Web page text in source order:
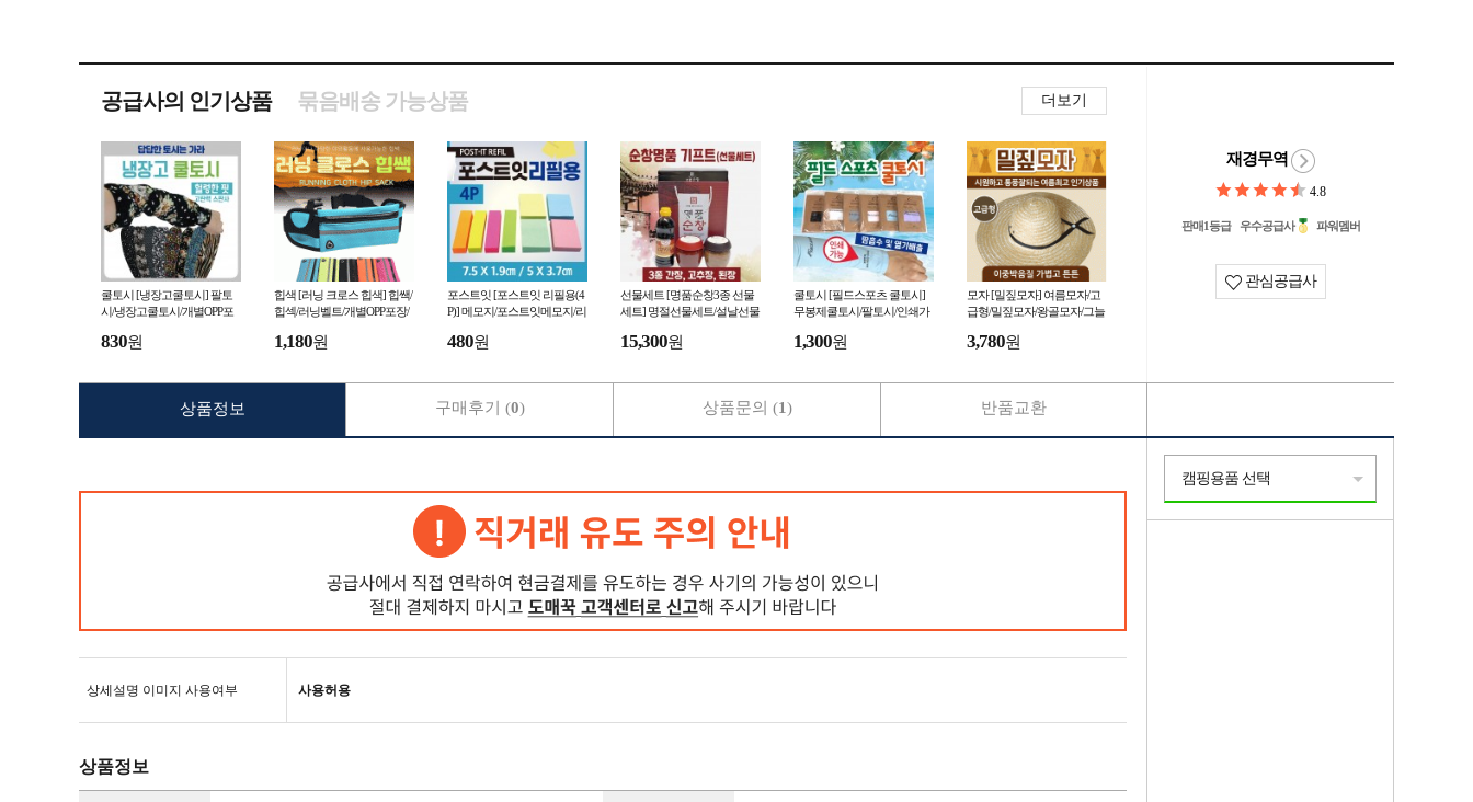
공급사의 인기상품 더보기
묶음배송 가능상품
쿨토시 [냉장고쿨토시] 팔토
시/냉장고쿨토시/개별OPP포
동토시/냉장고토시
830원
힙색 [러닝 크로스 힙색] 힙쌕/
힙섹/러닝벨트/개별OPP포장/
백/가방/운동용품
1,180원
포스트잇 [포스트잇 리필용(4
P)] 메모지/포스트잇메모지/리
접착식메모지
480원
선물세트 [명품순창3종 선물
세트] 명절선물세트/설날선물
물세트/양념장
15,300원
쿨토시 [필드스포츠 쿨토시]
무봉제쿨토시/팔토시/인쇄가
토시/아이스토시/토시
1,300원
모자 [밀짚모자] 여름모자/고
급형/밀짚모자/왕골모자/그늘
모자/햇빛가리개모자
3,780원
재경무역
4.8
판매1등급 우수공급사 파워멤버
관심공급사
상세설명 이미지 사용여부 사용허용
상품정보
상품정보 구매후기 (0) 상품문의 (1) 반품교환
캠핑용품 선택